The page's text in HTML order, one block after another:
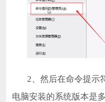
2、然后在命令提示
电脑安装的系统版本是